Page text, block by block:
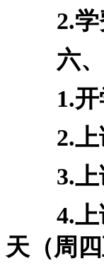
2.学费
六、
1.开学
2.上课
3.上课
4.上课
天（周